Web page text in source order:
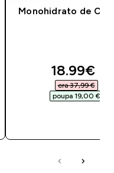
Monohidrato de
18.99€‎
era 37,99 €‎
poupa 19,00 €‎